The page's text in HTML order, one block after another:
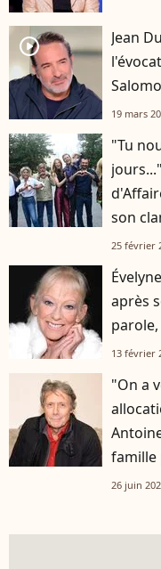
player2
Jean
19 mars
"Tu
son
25 février
après
13 février
"On a
famille
26 juin